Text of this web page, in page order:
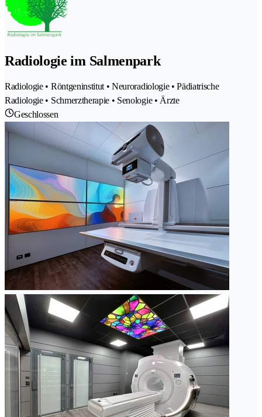
Radiologie im Salmenpark
Radiologie • Röntgeninstitut • Neuroradiologie • Pädiatrische
Radiologie • Schmerztherapie • Senologie • Ärzte
Geschlossen